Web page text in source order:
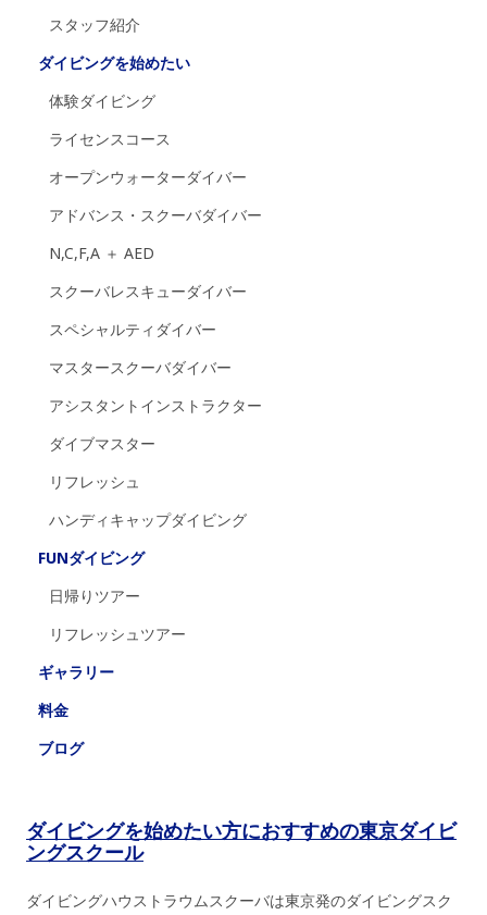
スタッフ紹介
ダイビングを始めたい
体験ダイビング
ライセンスコース
オープンウォーターダイバー
アドバンス・スクーバダイバー
N,C,F,A ＋ AED
スクーバレスキューダイバー
スペシャルティダイバー
マスタースクーバダイバー
アシスタントインストラクター
ダイブマスター
リフレッシュ
ハンディキャップダイビング
FUNダイビング
日帰りツアー
リフレッシュツアー
ギャラリー
料金
ブログ
ダイビングを始めたい方におすすめの東京ダイビ
ングスクール
ダイビングハウストラウムスクーバは東京発のダイビングスク